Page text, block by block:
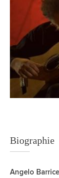
Biographie
Angelo